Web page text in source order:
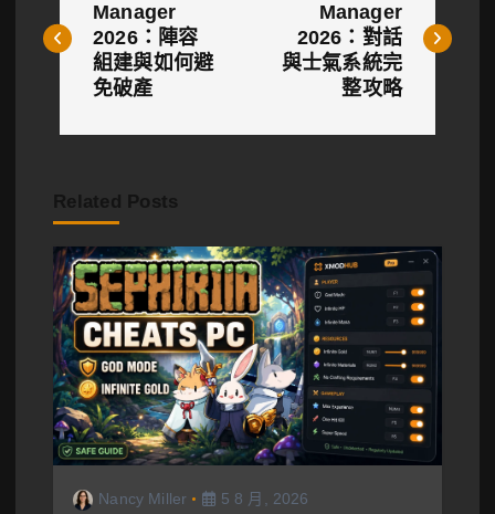
導
Manager
2026：陣容
組建與如何避
免破產
Manager
2026：對話
與士氣系統完
整攻略
Related Posts
Nancy Miller 5 8 月, 2026